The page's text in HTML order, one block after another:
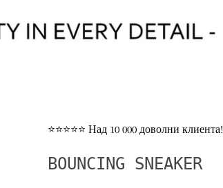
⭐⭐⭐⭐⭐ Над 10 000 доволни клиента!
BOUNCING SNEAKER